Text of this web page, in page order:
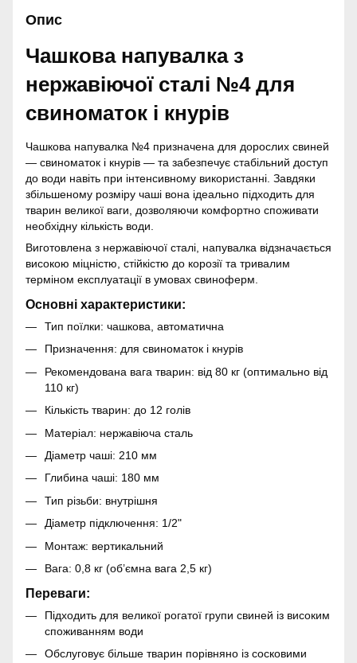
Опис
Чашкова напувалка з
нержавіючої сталі №4 для
свиноматок і кнурів
Чашкова напувалка №4 призначена для дорослих свиней
— свиноматок і кнурів — та забезпечує стабільний доступ
до води навіть при інтенсивному використанні. Завдяки
збільшеному розміру чаші вона ідеально підходить для
тварин великої ваги, дозволяючи комфортно споживати
необхідну кількість води.
Виготовлена з нержавіючої сталі, напувалка відзначається
високою міцністю, стійкістю до корозії та тривалим
терміном експлуатації в умовах свиноферм.
Основні характеристики:
Тип поїлки: чашкова, автоматична
Призначення: для свиноматок і кнурів
Рекомендована вага тварин: від 80 кг (оптимально від
110 кг)
Кількість тварин: до 12 голів
Матеріал: нержавіюча сталь
Діаметр чаші: 210 мм
Глибина чаші: 180 мм
Тип різьби: внутрішня
Діаметр підключення: 1/2"
Монтаж: вертикальний
Вага: 0,8 кг (об’ємна вага 2,5 кг)
Переваги:
Підходить для великої рогатої групи свиней із високим
споживанням води
Обслуговує більше тварин порівняно із сосковими